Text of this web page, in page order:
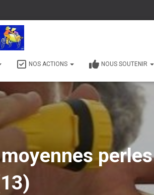
NOS ACTIONS NOUS SOUTENIR